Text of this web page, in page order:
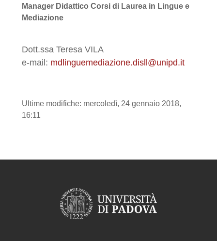
Manager Didattico Corsi di Laurea in Lingue e
Mediazione
Dott.ssa Teresa VILA
e-mail: mdlinguemediazione.disll@unipd.it
Ultime modifiche: mercoledì, 24 gennaio 2018,
16:11